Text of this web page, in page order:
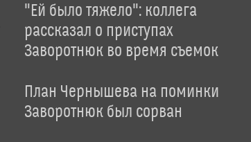
"Ей было тяжело": коллега
рассказал о приступах
Заворотнюк во время съемок
План Чернышева на поминки
Заворотнюк был сорван